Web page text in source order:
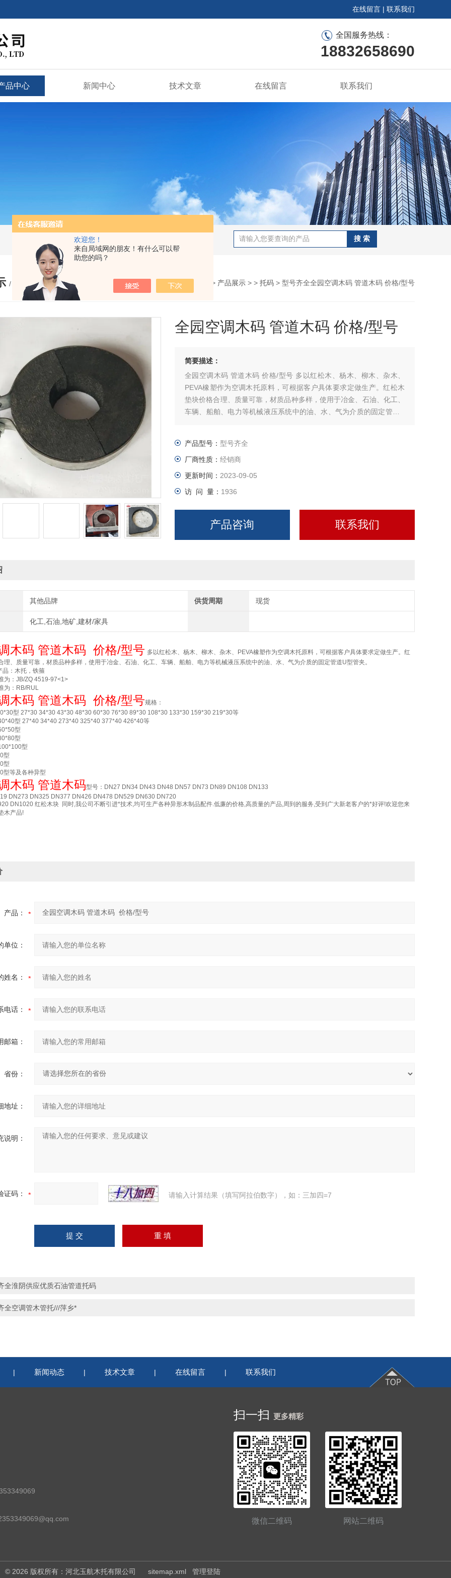
欢迎您！
来自局域网的朋友！有什么可以帮
助您的吗？
在线留言 | 联系我们
全国服务热线：
18832658690
品中心 新闻中心 技术文章 在线留言 联系我们
/ PRODUCTS 您的位置：网站首页 > 产品展示 > > 托码 > 型号齐全全园空调木码 管道木码 价格/型号
全园空调木码 管道木码 价格/型号
简要描述：
全园空调木码 管道木码 价格/型号 多以红松木、杨木、柳木、杂木、
PEVA橡塑作为空调木托原料，可根据客户具体要求定做生产。红松木
垫块价格合理、质量可靠，材质品种多样，使用于冶金、石油、化工、
车辆、船舶、电力等机械液压系统中的油、水、气为介质的固定管道U
执行国家标准为：JB/ZQ 4519-97<1>
执行德国标准为：RB/RUL
产品型号： 型号齐全
厂商性质： 经销商
更新时间： 2023-09-05
访 问 量： 1936
产品咨询 联系我们
其他品牌 供货周期 现货
化工,石油,地矿,建材/家具
木码 管道木码 价格/型号 多以红松木、杨木、柳木、杂木、PEVA橡塑作为空调木托原料，可根据客户具体要求定做生产。红
理、质量可靠，材质品种多样，使用于冶金、石油、化工、车辆、船舶、电力等机械液压系统中的油、水、气为介质的固定管道U型管夹。
品：木托，铁箍
为：JB/ZQ 4519-97<1>
为：RB/RUL
木码 管道木码 价格/型号规格：
型 27*30 34*30 43*30 48*30 60*30 76*30 89*30 108*30 133*30 159*30 219*30等
型 27*40 34*40 273*40 325*40 377*40 426*40等
型
型
型
型
型
等及各种异型
木码 管道木码型号：DN27 DN34 DN43 DN48 DN57 DN73 DN89 DN108 DN133
DN273 DN325 DN377 DN426 DN478 DN529 DN630 DN720
DN1020 红松木块 同时,我公司不断引进*技术,均可生产各种异形木制品配件.低廉的价格,高质量的产品,周到的服务,受到广大新老客户的*好评!欢迎您来
木产品!
产品：
单位：
姓名：
电话：
邮箱：
省份：
地址：
说明：
证码： 请输入计算结果（填写阿拉伯数字），如：三加四=7
全淮阴供应优质石油管道托码
全空调管木管托///萍乡*
| 新闻动态 | 技术文章 | 在线留言 | 联系我们
扫一扫 更多精彩
微信二维码 网站二维码
© 2026 版权所有：河北玉航木托有限公司 sitemap.xml 管理登陆